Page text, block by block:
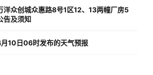
洋众创城众惠路8号1区12、13两幢厂房5
告及须知
10日06时发布的天气预报